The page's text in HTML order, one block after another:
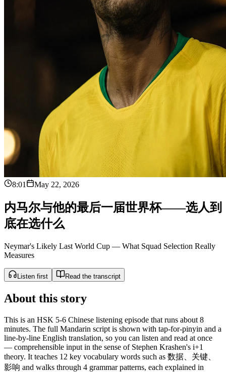
8:01 May 22, 2026
内马尔与他的最后一届世界杯——选人到
底在选什么
Neymar's Likely Last World Cup — What Squad Selection Really
Measures
Listen first Read the transcript
About this story
This is an HSK 5-6 Chinese listening episode that runs about 8
minutes. The full Mandarin script is shown with tap-for-pinyin and a
line-by-line English translation, so you can listen and read at once
— comprehensible input in the sense of Stephen Krashen's i+1
theory. It teaches 12 key vocabulary words such as 数据、关键、
影响 and walks through 4 grammar patterns, each explained in